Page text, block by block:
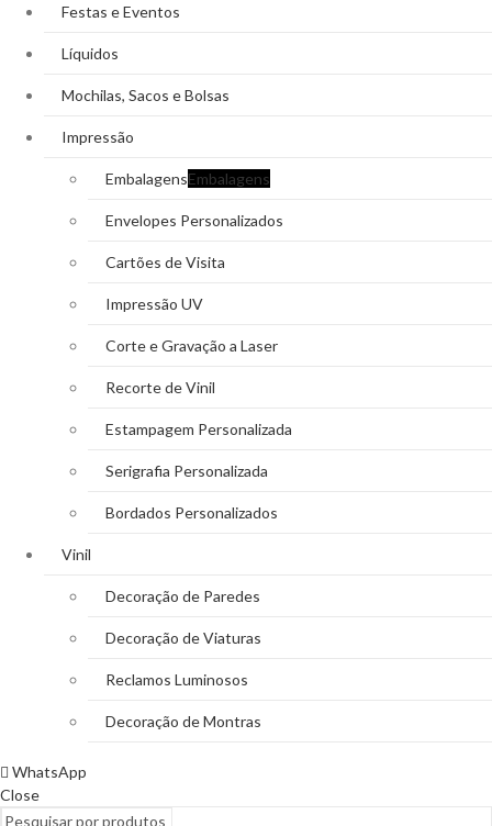
Festas e Eventos
Líquidos
Mochilas, Sacos e Bolsas
Impressão
EmbalagensEmbalagens
Envelopes Personalizados
Cartões de Visita
Impressão UV
Corte e Gravação a Laser
Recorte de Vinil
Estampagem Personalizada
Serigrafia Personalizada
Bordados Personalizados
Vinil
Decoração de Paredes
Decoração de Viaturas
Reclamos Luminosos
Decoração de Montras
WhatsApp
Close